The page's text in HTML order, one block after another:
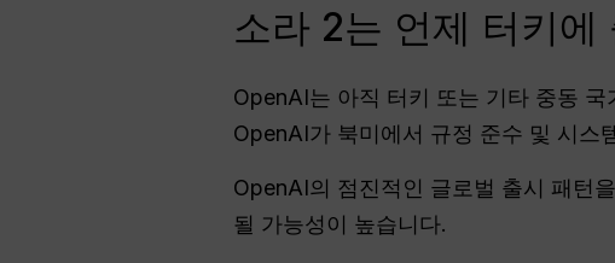
소라 2는 언제 터키에
OpenAI는 아직 터키 또는 기타 중동
OpenAI가 북미에서 규정 준수 및 시스
OpenAI의 점진적인 글로벌 출시 패턴
될 가능성이 높습니다.